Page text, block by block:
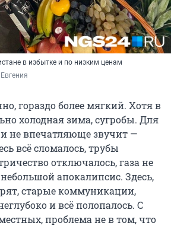
в избытке и по низким ценам
гораздо более мягкий. Хотя в
холодная зима, сугробы. Для
не впечатляюще звучит —
всё сломалось, трубы
отключалось, газа не
апокалипсис. Здесь,
старые коммуникации,
и всё полопалось. С
проблема не в том, что